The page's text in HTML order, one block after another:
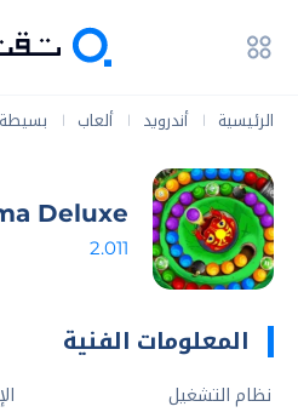
الرئيسية | أندرويد | ألعاب | بسيطة
Deluxe
2.011
المعلومات الفنية
نظام التشغيل